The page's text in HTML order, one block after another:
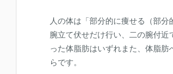
人の体は「部分的に痩せる（部
腕立て伏せだけ行い、二の腕付
った体脂肪はいずれまた、体脂
らです。